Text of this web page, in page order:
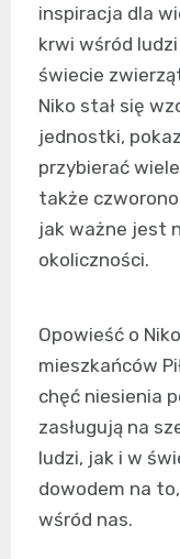
inspiracja dla
krwi wśród
świecie
Niko stał się
jednostki,
przybierać
także
jak ważne jest
okoliczności.
Opowieść o
mieszkańców
chęć niesienia
zasługują na
ludzi, jak i w
dowodem na
wśród nas.